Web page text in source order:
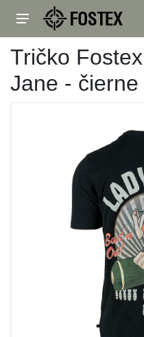
Tričko
Jane - čierne